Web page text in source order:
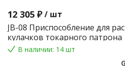
12 305 ₽ / шт
JB-08 Приспособление для
кулачков токарного патрона
В наличии: 14 шт